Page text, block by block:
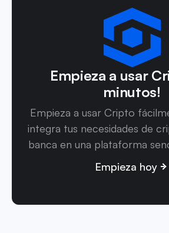
Empieza a usar
minutos!
Empieza a usar Cripto
integra tus necesidades de
banca en una plataforma
Empieza hoy